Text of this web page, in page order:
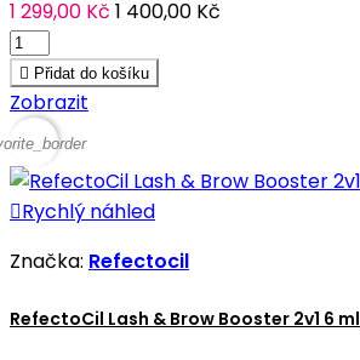
1 299,00 Kč 1 400,00 Kč
 Přidat do košíku
Zobrazit
Rychlý náhled
Značka: Refectocil
RefectoCil Lash & Brow Booster 2v1 6 ml